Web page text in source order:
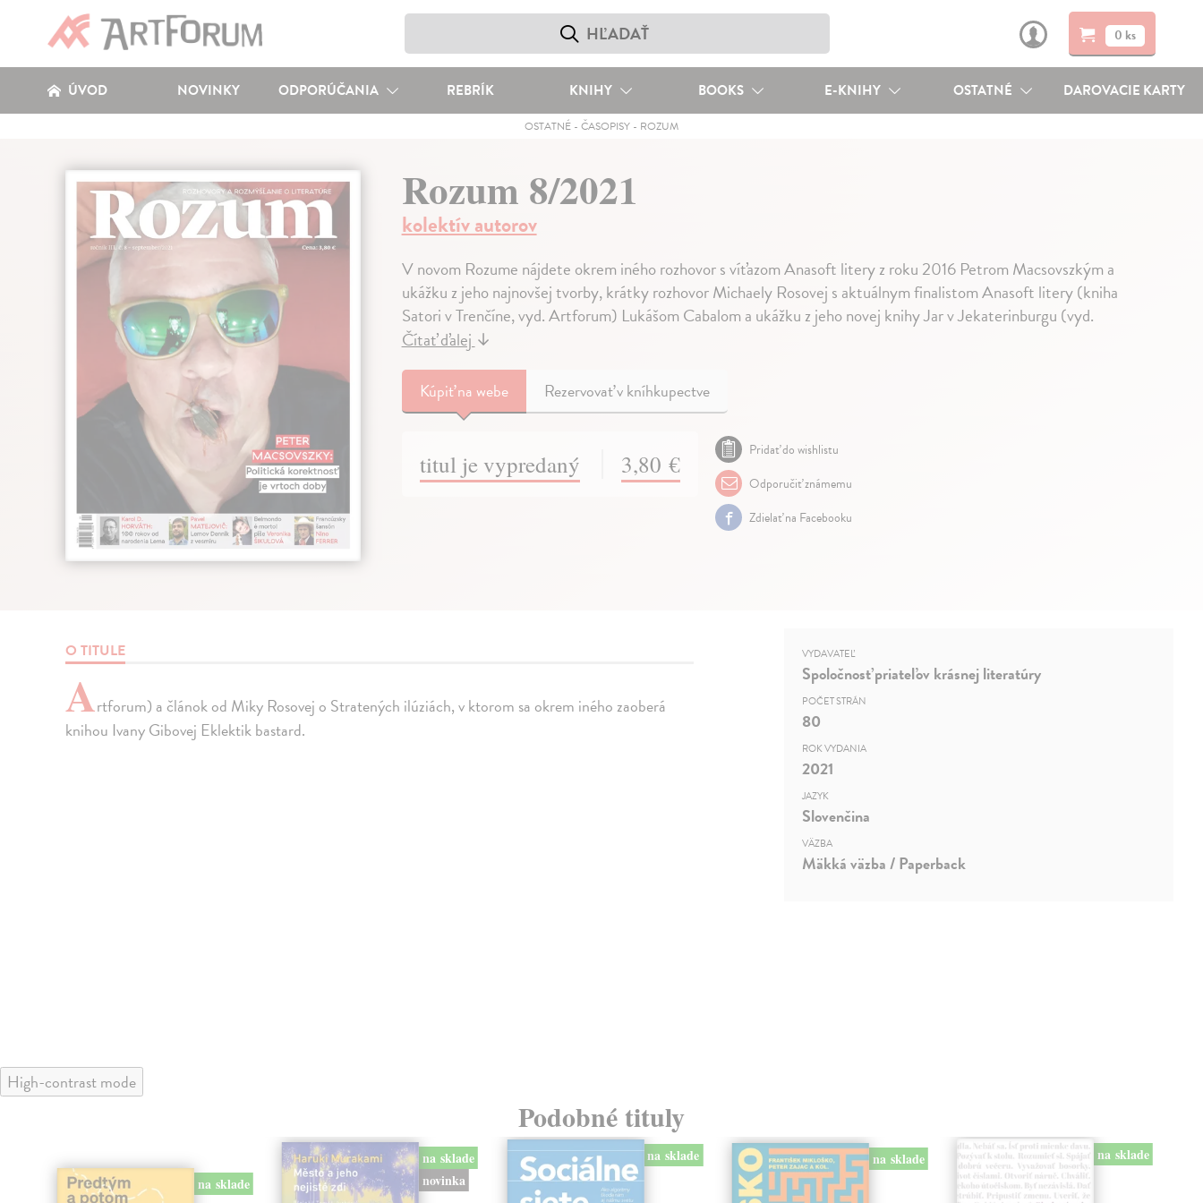
0 ks
ÚVOD NOVINKY ODPORÚČANIA REBRÍK KNIHY BOOKS E-KNIHY OSTATNÉ DAROVACIE KARTY
OSTATNÉ- ČASOPISY- ROZUM
Rozum 8/2021
kolektív autorov
V novom Rozume nájdete okrem iného rozhovor s víťazom Anasoft litery z roku 2016 Petrom Macsovszkým a
ukážku z jeho najnovšej tvorby, krátky rozhovor Michaely Rosovej s aktuálnym finalistom Anasoft litery (kniha
Satori v Trenčíne, vyd. Artforum) Lukášom Cabalom a ukážku z jeho novej knihy Jar v Jekaterinburgu (vyd.
Čítať ďalej↓
Kúpiťna webe Rezervovať v kníhkupectve
titul je vypredaný 3,80 €
Pridať do wishlistu
Odporučiť známemu
Zdielať na Facebooku
O TITULE
Artforum) a článok od Miky Rosovej o Stratených ilúziách, v ktorom sa okrem iného zaoberá
knihou Ivany Gibovej Eklektik bastard.
VYDAVATEĽ
Spoločnosť priateľov krásnej literatúry
POČET STRÁN
80
ROK VYDANIA
2021
JAZYK
Slovenčina
VÄZBA
Mäkká väzba / Paperback
High-contrast mode
Podobné tituly
na sklade
na sklade
novinka
na sklade na sklade na sklade